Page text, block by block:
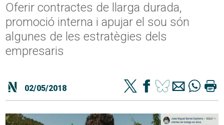
Oferir contractes de llarga durada,
promoció interna i apujar el sou són
algunes de les estratègies dels
empresaris
02/05/2018